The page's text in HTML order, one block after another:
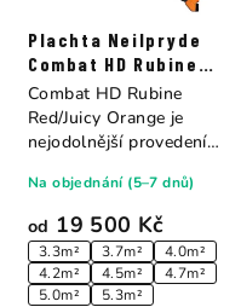
Plachta Neilpryde
Combat HD Rubine
Red/Juicy Orange
od 19 500 Kč
3.3m² 3.7m²
4.0m²
4.2m²
4.5m²
4.7m²
5.0m²
5.3m²
Na objednání (5–7 dnů)
Combat HD Rubine
Red/Juicy Orange je
nejodolnější provedení